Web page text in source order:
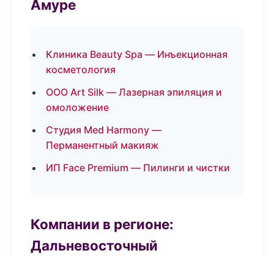
Амуре
Клиника Beauty Spa — Инъекционная
косметология
ООО Art Silk — Лазерная эпиляция и
омоложение
Студия Med Harmony —
Перманентный макияж
ИП Face Premium — Пилинги и чистки
Компании в регионе:
Дальневосточный